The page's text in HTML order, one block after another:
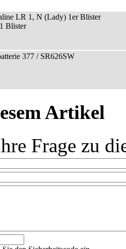
LR 1, N (Lady) 1er Blister
Blister
377 / SR626SW
Artikel
Frage zu